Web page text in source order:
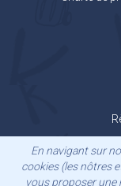
En navigant sur
cookies (les nôtres
vous proposer une